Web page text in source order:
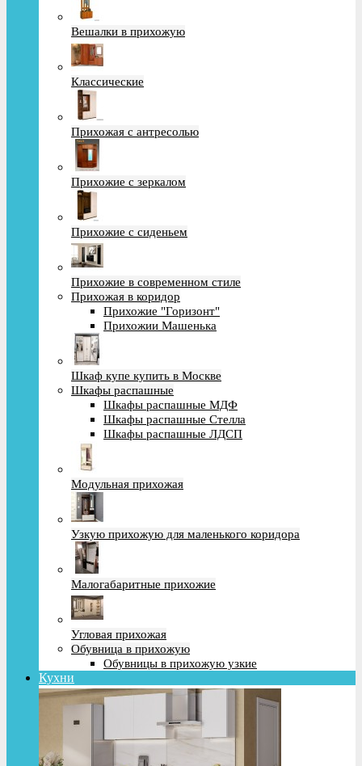
Вешалки в прихожую
Классические
Прихожая с антресолью
Прихожие с зеркалом
Прихожие с сиденьем
Прихожие в современном стиле
Прихожая в коридор
Прихожие "Горизонт"
Прихожии Машенька
Шкаф купе купить в Москве
Шкафы распашные
Шкафы распашные МДФ
Шкафы распашные Стелла
Шкафы распашные ЛДСП
Модульная прихожая
Узкую прихожую для маленького коридора
Малогабаритные прихожие
Угловая прихожая
Обувница в прихожую
Обувницы в прихожую узкие
Кухни